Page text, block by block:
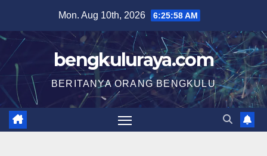
content
Mon. Aug 10th, 2026 6:25:58 AM
bengkuluraya.com
BERITANYA ORANG BENGKULU